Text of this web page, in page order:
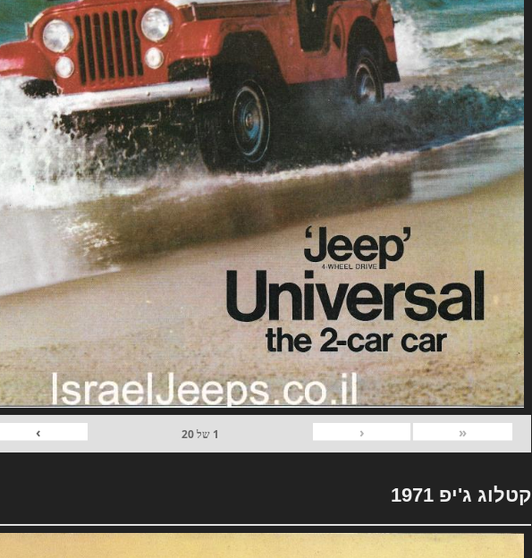
«
‹
1 של20
›
קטלוג ג'יפ 1971